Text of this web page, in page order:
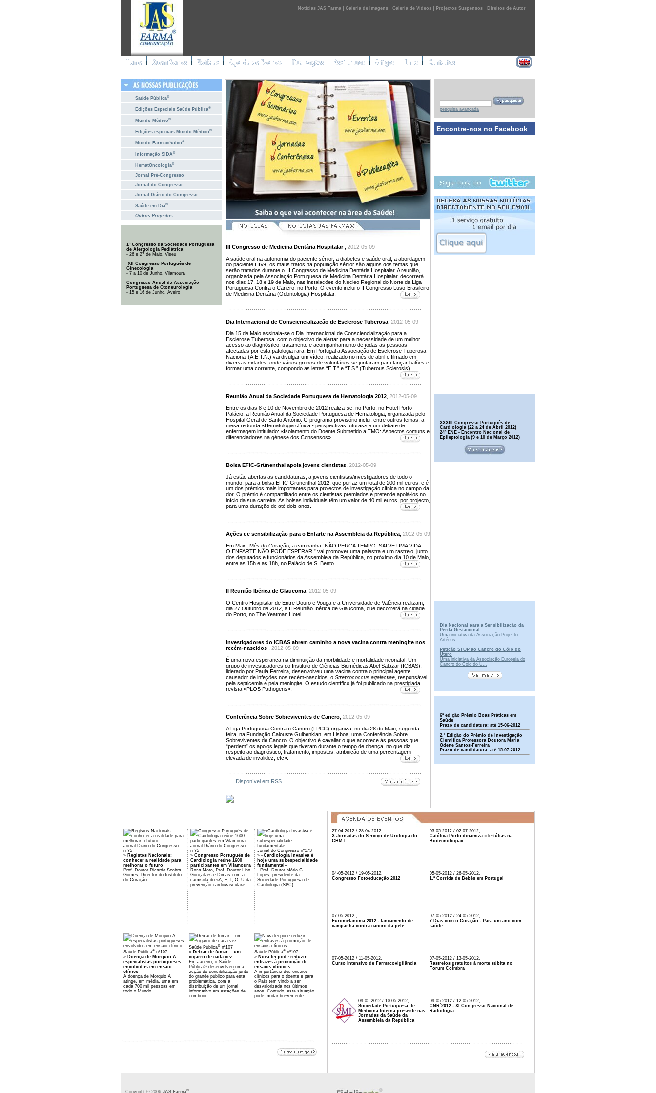
Notícias JAS Farma | Galeria de Imagens | Galeria de Videos | Projectos Suspensos | Direitos de Autor
Saúde Pública®
Edições Especiais Saúde Pública®
Mundo Médico®
Edições especiais Mundo Médico®
Mundo Farmacêutico®
Informação SIDA®
HematOncologia®
Jornal Pré-Congresso
Jornal do Congresso
Jornal Diário do Congresso
Saúde em Dia®
Outros Projectos
1º Congresso da Sociedade Portuguesa
de Alergologia Pediátrica
- 26 e 27 de Maio, Viseu
XII Congresso Português de
Ginecologia
- 7 a 10 de Junho, Vilamoura
Congresso Anual da Associação
Portuguesa de Otoneurologia
- 15 e 16 de Junho, Aveiro
III Congresso de Medicina Dentária Hospitalar, 2012-05-09
A saúde oral na autonomia do paciente sénior, a diabetes e saúde oral, a abordagem
do paciente HIV+, os maus tratos na população sénior são alguns dos temas que
serão tratados durante o III Congresso de Medicina Dentária Hospitalar. A reunião,
organizada pela Associação Portuguesa de Medicina Dentária Hospitalar, decorrerá
nos dias 17, 18 e 19 de Maio, nas instalações do Núcleo Regional do Norte da Liga
Portuguesa Contra o Cancro, no Porto. O evento inclui o II Congresso Luso-Brasileiro
de Medicina Dentária (Odontologia) Hospitalar.
Dia Internacional de Consciencialização de Esclerose Tuberosa 2012-05-09
Dia 15 de Maio assinala-se o Dia Internacional de Consciencialização para a
Esclerose Tuberosa, com o objectivo de alertar para a necessidade de um melhor
acesso ao diagnóstico, tratamento e acompanhamento de todas as pessoas
afectadas por esta patologia rara. Em Portugal a Associação de Esclerose Tuberosa
Nacional (A.E.T.N.) vai divulgar um vídeo, realizado no mês de abril e filmado em
diversas cidades, onde vários grupos de voluntários se juntaram para lançar balões e
formar uma corrente, compondo as letras “E.T.” e “T.S.” (Tuberous Sclerosis).
Reunião Anual da Sociedade Portuguesa de Hematologia 2012 2012-05-09
Entre os dias 8 e 10 de Novembro de 2012 realiza-se, no Porto, no Hotel Porto
Palácio, a Reunião Anual da Sociedade Portuguesa de Hematologia, organizada pelo
Hospital Geral de Santo António. O programa provisório inclui, entre outros temas, a
mesa redonda «Hematologia clínica - perspectivas futuras» e um debate de
enfermagem intitulado: «Isolamento do Doente Submetido a TMO: Aspectos comuns e
diferenciadores na génese dos Consensos».
Bolsa EFIC-Grünenthal apoia jovens cientistas 2012-05-09
Já estão abertas as candidaturas, a jovens cientistas/investigadores de todo o
mundo, para a bolsa EFIC-Grünenthal 2012, que perfaz um total de 200 mil euros, e é
um dos prémios mais importantes para projectos de investigação clínica no campo da
dor. O prémio é compartilhado entre os cientistas premiados e pretende apoiá-los no
início da sua carreira. As bolsas individuais têm um valor de 40 mil euros, por projecto,
para uma duração de até dois anos.
Ações de sensibilização para o Enfarte na Assembleia da República 2012-05-09
Em Maio, Mês do Coração, a campanha “NÃO PERCA TEMPO. SALVE UMA VIDA –
O ENFARTE NÃO PODE ESPERAR!” vai promover uma palestra e um rastreio, junto
dos deputados e funcionários da Assembleia da República, no próximo dia 10 de Maio,
entre as 15h e as 18h, no Palácio de S. Bento.
II Reunião Ibérica de Glaucoma 2012-05-09
O Centro Hospitalar de Entre Douro e Vouga e a Universidade de Valência realizam,
dia 27 Outubro de 2012, a II Reunião Ibérica de Glaucoma, que decorrerá na cidade
do Porto, no The Yeatman Hotel.
Investigadores do ICBAS abrem caminho a nova vacina contra meningite nos
recém-nascidos
2012-05-09
É uma nova esperança na diminuição da morbilidade e mortalidade neonatal. Um
grupo de investigadores do Instituto de Ciências Biomédicas Abel Salazar (ICBAS),
liderado por Paula Ferreira, desenvolveu uma vacina contra o principal agente
causador de infeções nos recém-nascidos, o Streptococcus agalactiae , responsável
pela septicemia e pela meningite. O estudo científico já foi publicado na prestigiada
revista «PLOS Pathogens».
Conferência Sobre Sobreviventes de Cancro 2012-05-09
A Liga Portuguesa Contra o Cancro (LPCC) organiza, no dia 28 de Maio, segunda-
feira, na Fundação Calouste Gulbenkian, em Lisboa, uma Conferência Sobre
Sobreviventes de Cancro. O objectivo é «avaliar o que acontece às pessoas que
“perdem” os apoios legais que tiveram durante o tempo de doença, no que diz
respeito ao diagnóstico, tratamento, impostos, atribuição de uma percentagem
elevada de invalidez, etc».
Disponível em RSS
pesquisa avançada
Encontre-nos no Facebook
XXXIII Congresso Português de
Cardiologia (22 a 24 de Abril 2012)
24º ENE - Encontro Nacional de
Epileptologia (9 e 10 de Março 2012)
Dia Nacional para a Sensibilização da
Perda Gestacional
Uma iniciativa da Associação Projecto
Artémis ...
Petição STOP ao Cancro do Cólo do
Útero
Uma iniciativa da Associação Europeia do
Cancro do Cólo do Ú...
6ª edição Prémio Boas Práticas em
Saúde
Prazo de candidatura: até 15-06-2012
2.ª Edição do Prémio de Investigação
Científica Professora Doutora Maria
Odette Santos-Ferreira
Prazo de candidatura: até 15-07-2012
Jornal Diário do Congresso
nº75
» Registos Nacionais:
conhecer a realidade para
melhorar o futuro
Prof. Doutor Ricardo Seabra
Gomes, Director do Instituto
do Coração
Jornal Diário do Congresso
nº75
» Congresso Português de
Cardiologia reúne 1600
participantes em Vilamoura
Rosa Mota, Prof. Doutor Lino
Gonçalves e Dimas com a
camisola do «A, E, I, O, U da
prevenção cardiovascular»
Jornal do Congresso nº173
» «Cardiologia Invasiva é
hoje uma subespecialidade
fundamental»
- Prof. Doutor Mário G.
Lopes, presidente da
Sociedade Portuguesa de
Cardiologia (SPC)
Saúde Pública® nº107
» Doença de Morquio A:
especialistas portugueses
envolvidos em ensaio
clínico
A doença de Morquio A
atinge, em média, uma em
cada 700 mil pessoas em
todo o Mundo.
Saúde Pública® nº107
» Deixar de fumar... um
cigarro de cada vez
Em Janeiro, o Saúde
Pública® desenvolveu uma
acção de sensibilização junto
do grande público para esta
problemática, com a
distribuição de um jornal
informativo em estações de
comboio.
Saúde Pública® nº107
» Nova lei pode reduzir
entraves à promoção de
ensaios clínicos
A importância dos ensaios
clínicos para o doente e para
o País tem vindo a ser
desvalorizada nos últimos
anos. Contudo, esta situação
pode mudar brevemente.
27-04-2012 / 28-04-2012,
X Jornadas do Serviço de Urologia do
CHMT
03-05-2012 / 02-07-2012,
Católica Porto dinamiza «Tertúlias na
Biotecnologia«
04-05-2012 / 19-05-2012,
Congresso Fotoeducação 2012
05-05-2012 / 26-05-2012,
1.ª Corrida de Bebés em Portugal
07-05-2012 ,
Euromelanoma 2012 - lançamento de
campanha contra cancro da pele
07-05-2012 / 24-05-2012,
7 Dias com o Coração - Para um ano com
saúde
07-05-2012 / 11-05-2012,
Curso Intensivo de Farmacovigilância
07-05-2012 / 13-05-2012,
Rastreios gratuitos à morte súbita no
Forum Coimbra
09-05-2012 / 10-05-2012,
Sociedade Portuguesa de
Medicina Interna presente nas
Jornadas da Saúde da
Assembleia da República
09-05-2012 / 12-05-2012,
CNR`2012 - XI Congresso Nacional de
Radiologia
Copyright © 2006 JAS Farma®